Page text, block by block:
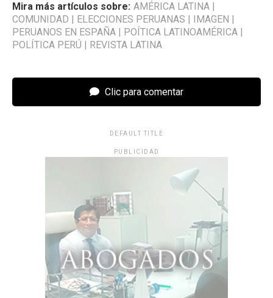
Mira más artículos sobre: AMÉRICA LATINA
COMUNIDAD
ELECCIONES PERUANAS IMAGEN
PERUANOS EN ESPAÑA
POÍTICA LATINOAMÉRICA
POLÍTICA PERÚ
REVISTA LATINA
Clic para comentar
DEFAULT TITLE
PUBLICIDAD